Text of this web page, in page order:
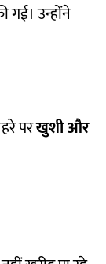
गई। उन्होंने
परखुशी और